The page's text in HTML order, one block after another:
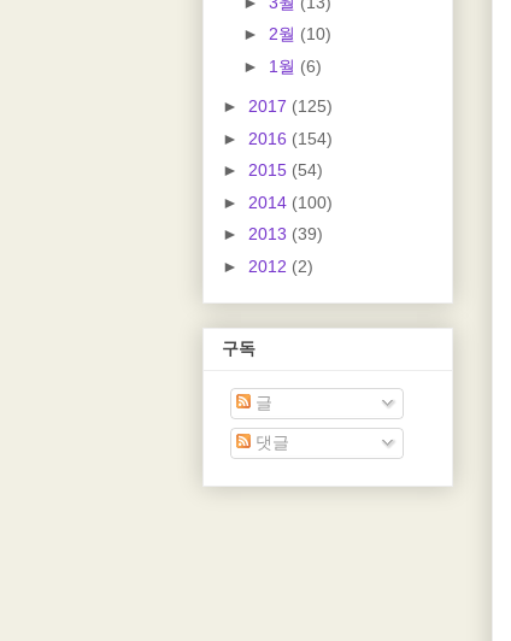
► 2월 (10)
► 1월 (6)
► 2017 (125)
► 2016 (154)
► 2015 (54)
► 2014 (100)
► 2013 (39)
► 2012 (2)
구독
글
댓글